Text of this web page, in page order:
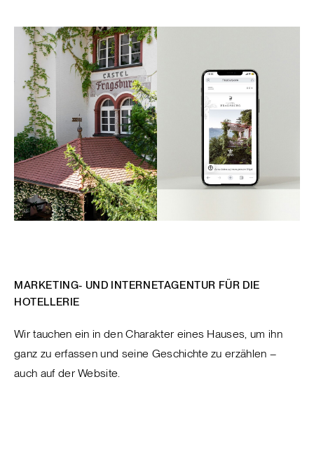
MARKETING- UND INTERNETAGENTUR FÜR DIE
HOTELLERIE
Wir tauchen ein in den Charakter eines Hauses, um ihn
ganz zu erfassen und seine Geschichte zu erzählen –
auch auf der Website.